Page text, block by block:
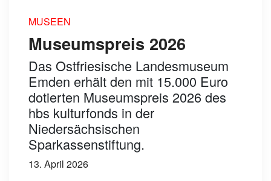
MUSEEN
Museumspreis 2026
Das Ostfriesische Landesmuseum
Emden erhält den mit 15.000 Euro
dotierten Museumspreis 2026 des
hbs kulturfonds in der
Niedersächsischen
Sparkassenstiftung.
13. April 2026